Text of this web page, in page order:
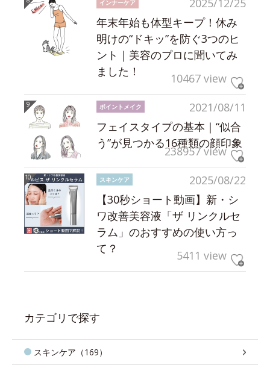
2025/12/25
インナーケア
年末年始も体型キープ！休み
明けの“ドキッ”を防ぐ3つのヒ
ント｜美容のプロに聞いてみ
ました！
10467 view
2021/08/11
ポイントメイク
フェイスタイプの基本｜“似合
う”が見つかる16種類の顔印象
238957 view
2025/08/22
スキンケア
【30秒ショート動画】新・シ
ワ改善美容液「ザ リンクルセ
ラム」のおすすめの使い方っ
て？
5411 view
カテゴリで探す
スキンケア（169）